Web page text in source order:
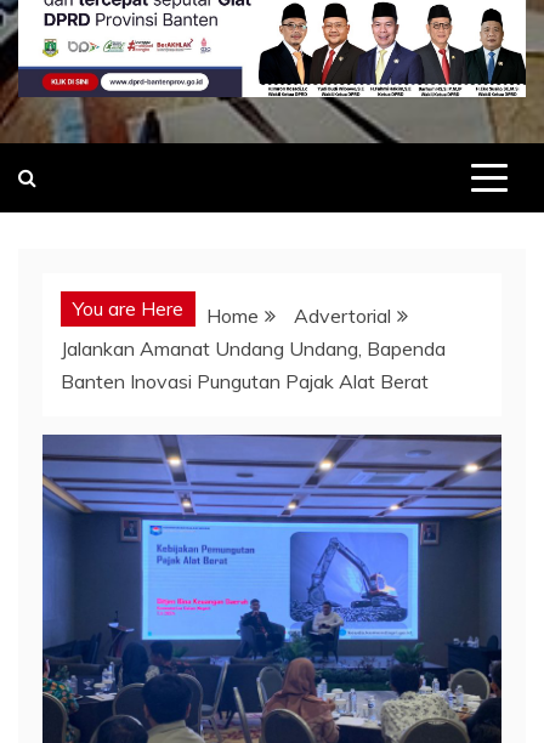
You are Here Home
Advertorial
Jalankan Amanat Undang Undang, Bapenda
Banten Inovasi Pungutan Pajak Alat Berat